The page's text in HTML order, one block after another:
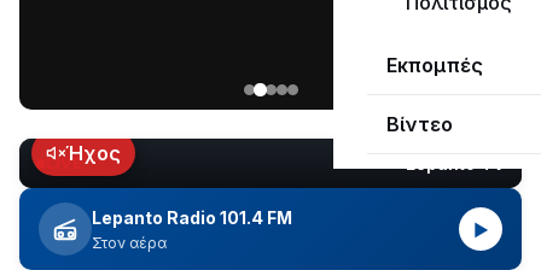
Εκπομπές
Βίντεο
Ναυπάκτου
εδώ
και
περίπου
δύο
ώρες
LIVEΉχος
Lepanto Radio 101.4 FM
Στον αέρα
▶